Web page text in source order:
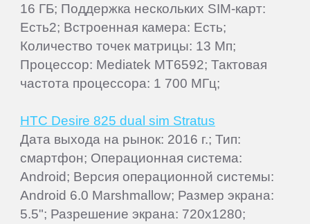
16 ГБ; Поддержка нескольких SIM-карт:
Есть2; Встроенная камера: Есть;
Количество точек матрицы: 13 Мп;
Процессор: Mediatek MT6592; Тактовая
частота процессора: 1 700 МГц;
HTC Desire 825 dual sim Stratus
Дата выхода на рынок: 2016 г.; Тип:
смартфон; Операционная система:
Android; Версия операционной системы:
Android 6.0 Marshmallow; Размер экрана:
5.5"; Разрешение экрана: 720x1280;